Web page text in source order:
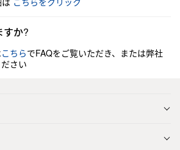
すか?
こちらでFAQをご覧いただき、または弊社
さい